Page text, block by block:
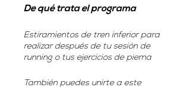
De qué trata el programa
Estiramientos de tren inferior para
realizar después de tu sesión de
running o tus ejercicios de pierna
También puedes unirte a este